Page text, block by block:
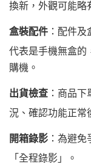
換新，外觀可能略
盒裝配件 ：配件
代表是手機無盒的
購機。
出貨檢查 ：商品
況、確認功能正常
開箱錄影 ：為避
「全程錄影」。